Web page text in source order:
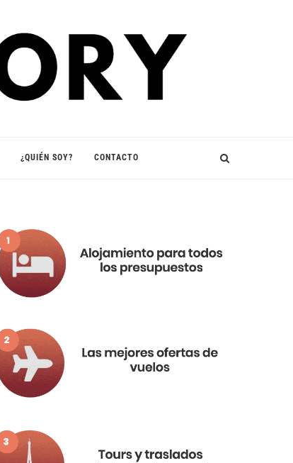
¿QUIÉN SOY? CONTACTO